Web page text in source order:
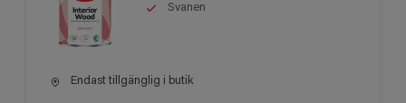
Svanen
Endast tillgänglig i butik